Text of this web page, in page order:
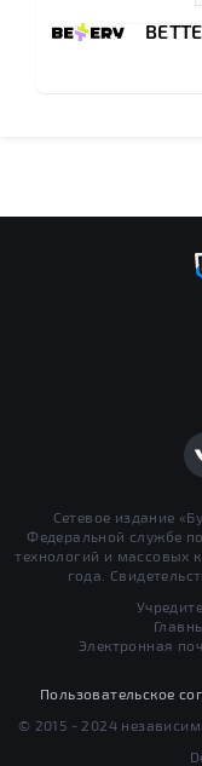
Сетевое издание
Федеральной службе
технологий и массовых
года.
Электронная
Пользовательское
© 2015 - 2024